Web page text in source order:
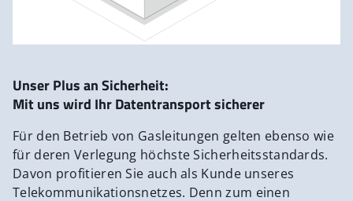
Center (NOC)
24-Stunden Bereitschaftsdienst
Redundante, gesicherte Stromversorgung
Glasfaser Hochgeschwindigkeitstrasse
Technikstationen zur Unterbringung der
erforderlichen Telekommunikations-Systemtechnik
zur Verfügung.
Vernetzung Ihrer Standorte
Garantierte Bandbreiten ohne
Einschränkungen
Providern
Unser Plus an Sicherheit:
Mit uns wird Ihr Datentransport sicherer
Für den Betrieb von Gasleitungen gelten ebenso wie
für deren Verlegung höchste Sicherheitsstandards.
Davon profitieren Sie auch als Kunde unseres
Telekommunikationsnetzes. Denn zum einen